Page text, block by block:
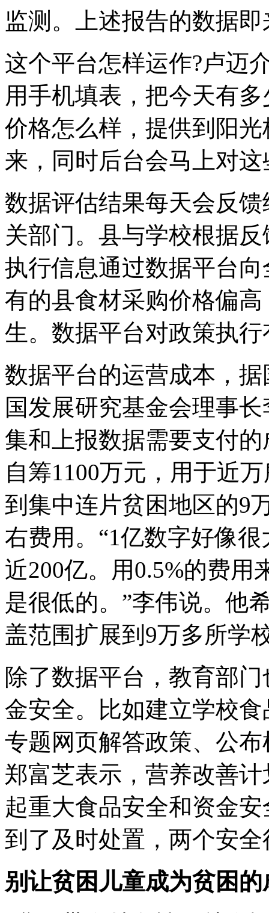
监测。上述报告的数据
这个平台怎样运作?卢迈
用手机填表，把今天有
价格怎么样，提供到阳
来，同时后台会马上对
数据评估结果每天会反
关部门。县与学校根据
执行信息通过数据平台
有的县食材采购价格偏
生。数据平台对政策执
数据平台的运营成本，
国发展研究基金会理事
集和上报数据需要支付
自筹1100万元，用于近
到集中连片贫困地区的9
右费用。“1亿数字好像
近200亿。用0.5%的费用
是很低的。”李伟说。他
盖范围扩展到9万多所学
除了数据平台，教育部
金安全。比如建立学校
专题网页解答政策、公
郑富芝表示，营养改善
起重大食品安全和资金
到了及时处置，两个安
别让贫困儿童成为贫困的